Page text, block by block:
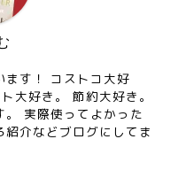
ます！ コストコ大好
大好き。 節約大好き。
。 実際使ってよかった
介などブログにしてま